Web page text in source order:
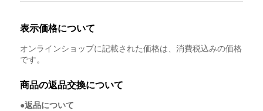
表示価格について
オンラインショップに記載された価格は、消費税込みの価格
です。
商品の返品交換について
●返品について